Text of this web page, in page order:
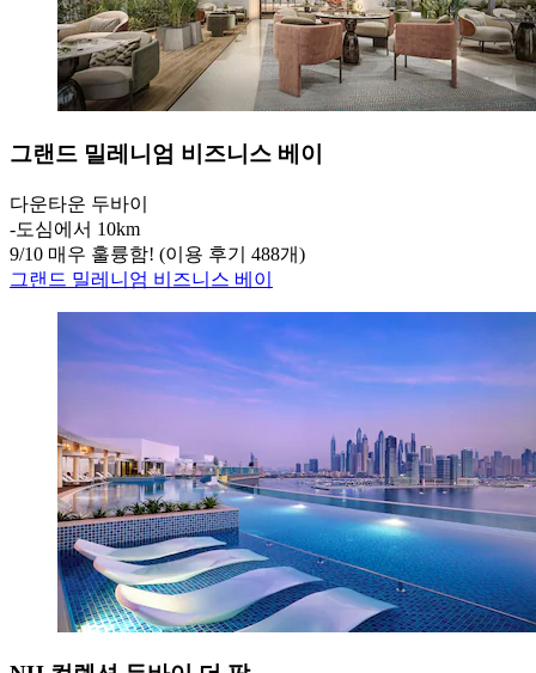
그랜드 밀레니엄 비즈니스 베이
다운타운 두바이
‐도심에서 10km
9/10 매우 훌륭함! (이용 후기 488개)
그랜드 밀레니엄 비즈니스 베이